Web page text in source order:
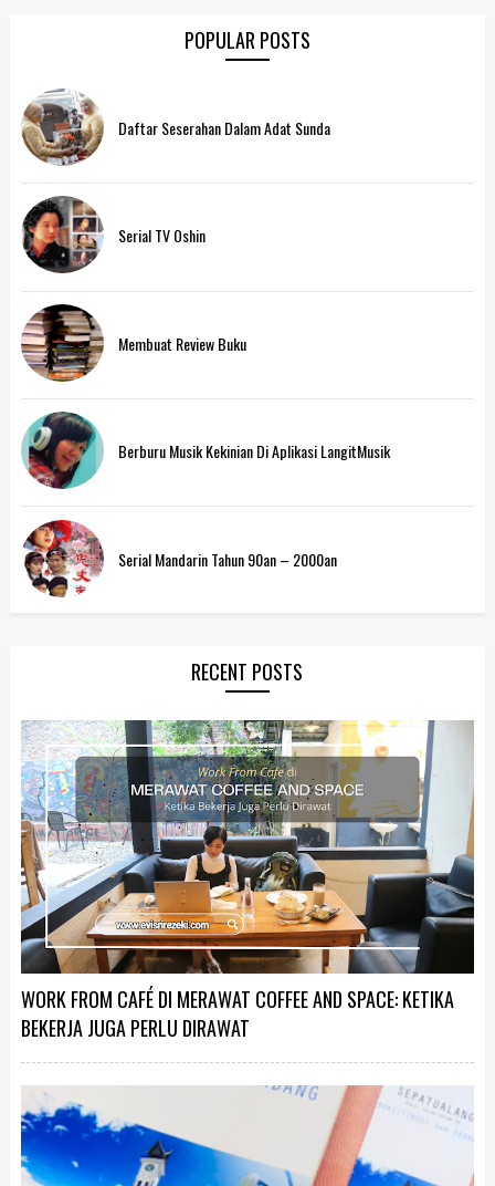
POPULAR POSTS
Daftar Seserahan Dalam Adat Sunda
Serial TV Oshin
Membuat Review Buku
Berburu Musik Kekinian Di Aplikasi LangitMusik
Serial Mandarin Tahun 90an – 2000an
RECENT POSTS
WORK FROM CAFÉ DI MERAWAT COFFEE AND SPACE: KETIKA
BEKERJA JUGA PERLU DIRAWAT